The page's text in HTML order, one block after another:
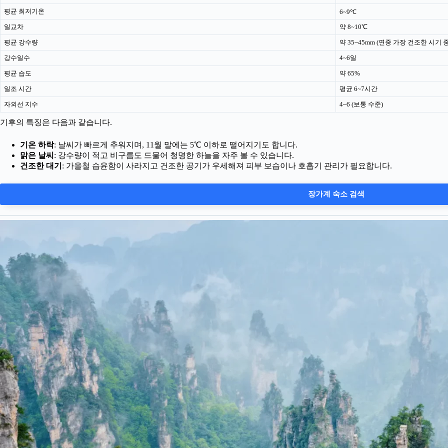
평균 최저기온
6~9℃
일교차
약 8~10℃
평균 강수량 약 35~45mm (연중 가장 건조한 시기
강수일수 4~6일
평균 습도 약 65%
일조 시간 평균 6~7시간
자외선 지수 4~6 (보통 수준)
기후의 특징은 다음과 같습니다.
기온 하락: 날씨가 빠르게 추워지며, 11월 말에는 5℃ 이하로 떨어지기도 합니다.
맑은 날씨 : 강수량이 적고 비구름도 드물어 청명한 하늘을 자주 볼 수 있습니다.
건조한 대기 : 가을철 습윤함이 사라지고 건조한 공기가 우세해져 피부 보습이나 호흡기 관리가 필요합니다.
장가계 숙소 검색